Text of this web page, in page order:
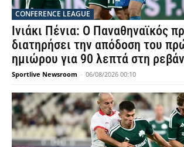
CONFERENCE LEAGUE
Ινιάκι Πένια: Ο Παναθηναϊκός
διατηρήσει την απόδοση του
ημιώρου για 90 λεπτά στη
Sportlive Newsroom - 06/08/2026 00:10